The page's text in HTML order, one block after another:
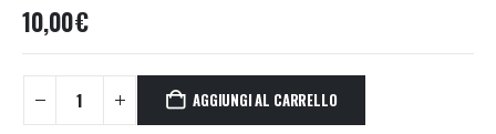
10,00€
AGGIUNGI AL CARRELLO